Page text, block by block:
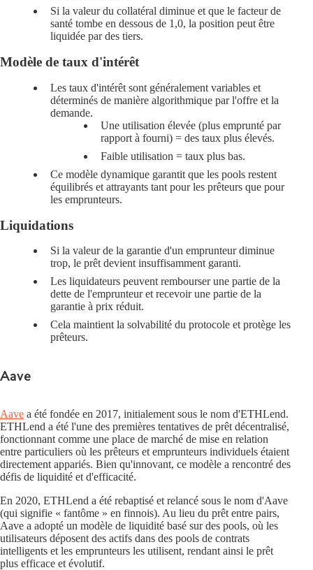
Si la valeur du collatéral diminue et que le facteur de
santé tombe en dessous de 1,0, la position peut être
liquidée par des tiers.
Modèle de taux d'intérêt
Les taux d'intérêt sont généralement variables et
déterminés de manière algorithmique par l'offre et la
demande.
Une utilisation élevée (plus emprunté par
rapport à fourni) = des taux plus élevés.
Faible utilisation = taux plus bas.
Ce modèle dynamique garantit que les pools restent
équilibrés et attrayants tant pour les prêteurs que pour
les emprunteurs.
Liquidations
Si la valeur de la garantie d'un emprunteur diminue
trop, le prêt devient insuffisamment garanti.
Les liquidateurs peuvent rembourser une partie de la
dette de l'emprunteur et recevoir une partie de la
garantie à prix réduit.
Cela maintient la solvabilité du protocole et protège les
prêteurs.
Aave
Aave a été fondée en 2017, initialement sous le nom d'ETHLend.
ETHLend a été l'une des premières tentatives de prêt décentralisé,
fonctionnant comme une place de marché de mise en relation
entre particuliers où les prêteurs et emprunteurs individuels étaient
directement appariés. Bien qu'innovant, ce modèle a rencontré des
défis de liquidité et d'efficacité.
En 2020, ETHLend a été rebaptisé et relancé sous le nom d'Aave
(qui signifie « fantôme » en finnois). Au lieu du prêt entre pairs,
Aave a adopté un modèle de liquidité basé sur des pools, où les
utilisateurs déposent des actifs dans des pools de contrats
intelligents et les emprunteurs les utilisent, rendant ainsi le prêt
plus efficace et évolutif.